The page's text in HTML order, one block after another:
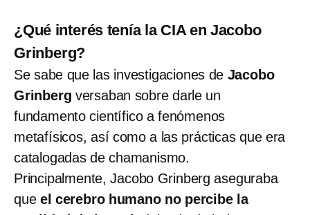
¿Qué interés tenía la CIA en Jacobo
Grinberg?
Se sabe que las investigaciones de Jacobo
Grinberg versaban sobre darle un
fundamento científico a fenómenos
metafísicos, así como a las prácticas que era
catalogadas de chamanismo.
Principalmente, Jacobo Grinberg aseguraba
que el cerebro humano no percibe la